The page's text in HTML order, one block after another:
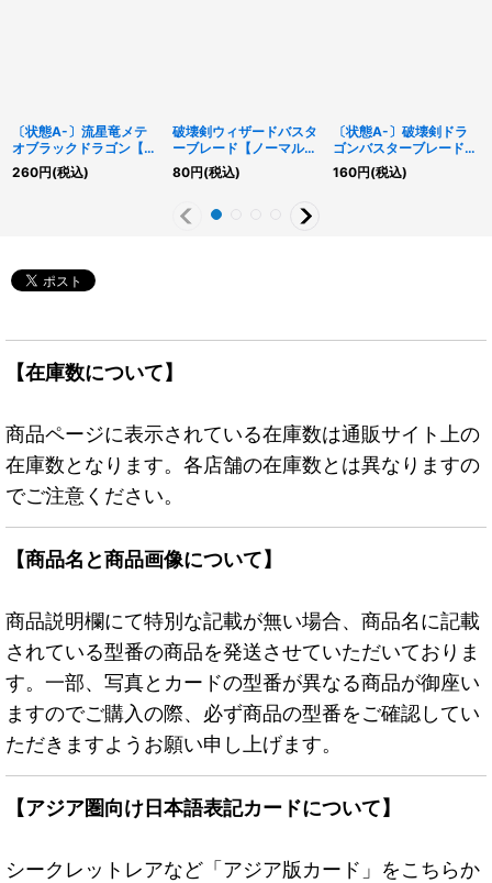
〔状態A-〕流星竜メテ
オブラックドラゴン【シ
ークレット】{INOV-
JP041}《融合》
260円(税込)
破壊剣ウィザードバスタ
ーブレード【ノーマル】
{BOSH-JP021}《モン
スター》
80円(税込)
〔状態A-〕破壊剣ドラ
ゴンバスターブレード
【ノーマル】{BOSH-
JP020}《モンスター》
160円(税込)
【在庫数について】
商品ページに表示されている在庫数は通販サイト上の
在庫数となります。各店舗の在庫数とは異なりますの
でご注意ください。
【商品名と商品画像について】
商品説明欄にて特別な記載が無い場合、商品名に記載
されている型番の商品を発送させていただいておりま
す。一部、写真とカードの型番が異なる商品が御座い
ますのでご購入の際、必ず商品の型番をご確認してい
ただきますようお願い申し上げます。
【アジア圏向け日本語表記カードについて】
シークレットレアなど「アジア版カード」をこちらか